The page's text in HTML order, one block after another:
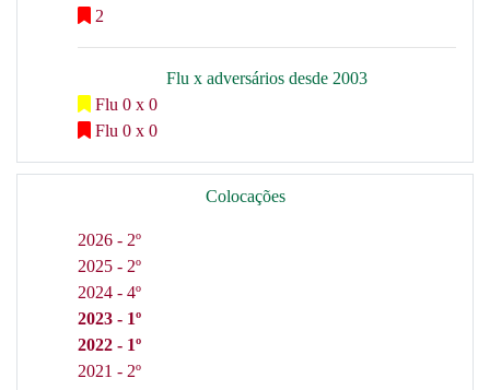
2
Flu x adversários desde 2003
Flu 0 x 0
Flu 0 x 0
Colocações
2026 - 2º
2025 - 2º
2024 - 4º
2023 - 1º
2022 - 1º
2021 - 2º